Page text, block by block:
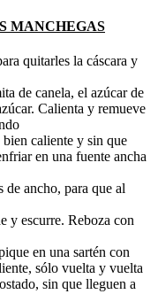
MANCHEGAS
quitarles la cáscara y
de canela, el azúcar de
Calienta y remueve
caliente y sin que
en una fuente ancha
de ancho, para que al
y escurre. Reboza con
en una sartén con
sólo vuelta y vuelta
sin que lleguen a